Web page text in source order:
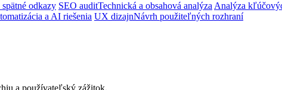
odkazy SEO auditTechnická a obsahová analýza Analýza
a AI riešenia UX dizajnNávrh použiteľných rozhraní
a používateľský zážitok.